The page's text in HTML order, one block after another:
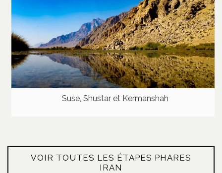
Suse, Shustar et Kermanshah
VOIR TOUTES LES ÉTAPES PHARES
IRAN